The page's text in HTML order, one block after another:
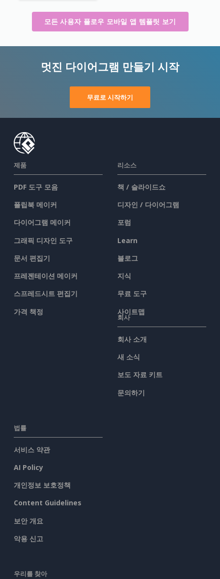
모든 사용자 플로우 모바일 앱 템플릿 보기
멋진 다이어그램 만들기 시작
무료로 시작하기
제품
PDF 도구 모음
플립북 메이커
다이어그램 메이커
그래픽 디자인 도구
문서 편집기
프레젠테이션 메이커
스프레드시트 편집기
가격 책정
리소스
책 / 슬라이드쇼
디자인 / 다이어그램
포럼
Learn
블로그
지식
무료 도구
사이트맵
회사
회사 소개
새 소식
보도 자료 키트
문의하기
법률
서비스 약관
AI Policy
개인정보 보호정책
Content Guidelines
보안 개요
악용 신고
우리를 찾아